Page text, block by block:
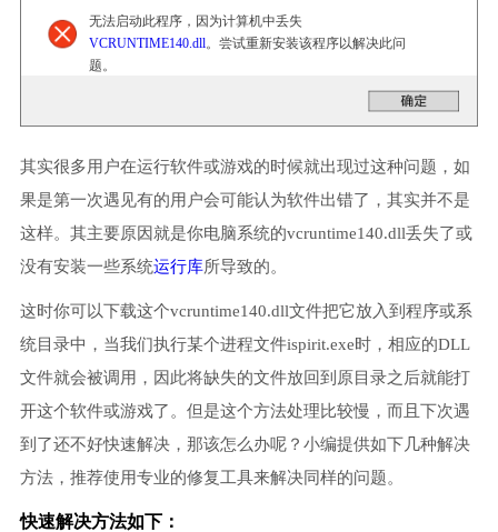
无法启动此程序，因为计算机中丢失
VCRUNTIME140.dll。尝试重新安装该程序以解决此问
题。
其实很多用户在运行软件或游戏的时候就出现过这种问题，如
果是第一次遇见有的用户会可能认为软件出错了，其实并不是
这样。其主要原因就是你电脑系统的vcruntime140.dll丢失了或
没有安装一些系统运行库所导致的。
这时你可以下载这个vcruntime140.dll文件把它放入到程序或系
统目录中，当我们执行某个进程文件ispirit.exe时，相应的DLL
文件就会被调用，因此将缺失的文件放回到原目录之后就能打
开这个软件或游戏了。但是这个方法处理比较慢，而且下次遇
到了还不好快速解决，那该怎么办呢？小编提供如下几种解决
方法，推荐使用专业的修复工具来解决同样的问题。
快速解决方法如下：